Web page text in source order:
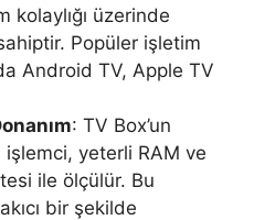
kolaylığı üzerinde
Popüler işletim
Android TV, Apple TV
: TV Box’un
işlemci, yeterli RAM ve
ile ölçülür. Bu
bir şekilde